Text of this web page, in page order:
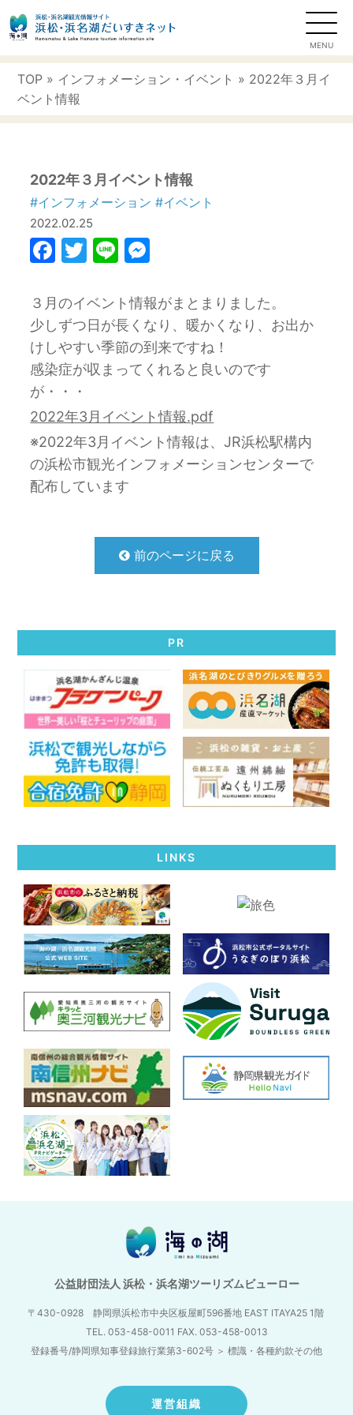
TOP » インフォメーション ・ イベント » 2022年３月イ
ベント情報
2022年３月イベント情報
#インフォメーション #イベント
2022.02.25
Facebook
Twitter
Line
３月のイベント情報がまとまりました。
少しずつ日が長くなり、暖かくなり、お出か
けしやすい季節の到来ですね！
感染症が収まってくれると良いのです
が・・・
2022年3月イベント情報.pdf
※2022年3月イベント情報は、JR浜松駅構内
の浜松市観光インフォメーションセンターで
配布しています
前のページに戻る
PR
LINKS
公益財団法人 浜松・浜名湖ツーリズムビューロー
〒430-0928 静岡県浜松市中央区板屋町596番地 EAST ITAYA25 1階
TEL. 053-458-0011 FAX. 053-458-0013
登録番号/静岡県知事登録旅行業第3-602号 ＞ 標識・各種約款その他
運営組織